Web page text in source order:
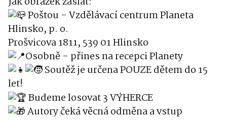
Poštou - Vzdělávací centrum Planeta
Hlinsko, p. o.
Prošvicova 1811, 539 01 Hlinsko
Osobně - přines na recepci Planety
Soutěž je určena POUZE dětem do 15
let!
Budeme losovat 3 VÝHERCE
Autory čeká věcná odměna a vstup